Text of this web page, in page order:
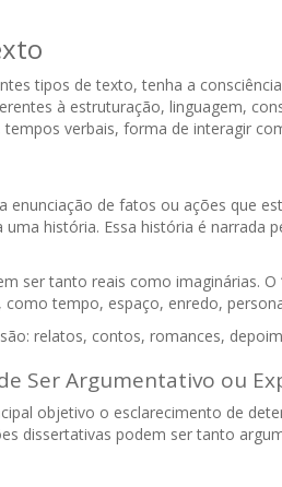
tipos de texto, tenha a
à estruturação, linguagem,
verbais, forma de interagir
enunciação de fatos ou ações que
história. Essa história é narrada
ser tanto reais como imaginárias. O
tempo, espaço, enredo,
relatos, contos, romances,
Ser Argumentativo ou
objetivo o esclarecimento de
dissertativas podem ser tanto